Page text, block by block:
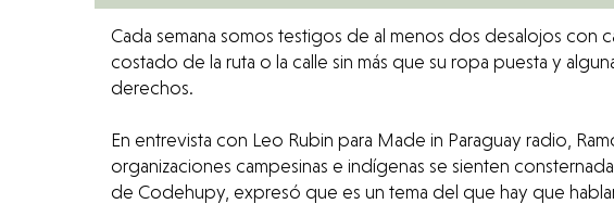
Cada semana somos testigos de al menos dos desalojos con características violentas: imágenes de casas y chacras que se destruyen, familias enteras al
costado de la ruta o la calle sin más que su ropa puesta y
derechos.
En entrevista con Leo Rubin para Made in Paraguay radio,
organizaciones campesinas e indígenas se sienten
de Codehupy, expresó que es un tema del que hay que